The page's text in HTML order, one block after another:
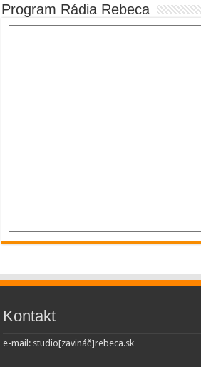
Program Rádia Rebeca
Kontakt
e-mail: studio[zavináč]rebeca.sk